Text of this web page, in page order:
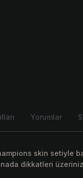
Yorumlar
skin setiyle
dikkatleri